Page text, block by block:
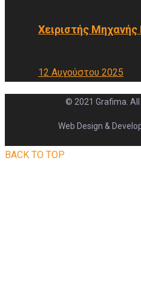
Χειριστής
12 Αυγούστου 2025
© 2021 Grafima. All
Web Design &
BACK TO TOP